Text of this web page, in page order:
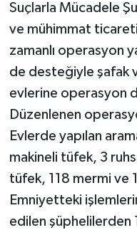
Suçlarla Mücadele
ve mühimmat
zamanlı operasyon
de desteğiyle şafak
evlerine operasyon
Düzenlenen
Evlerde yapılan
makineli tüfek, 3
tüfek, 118 mermi ve
Emniyetteki
edilen şüphelilerden